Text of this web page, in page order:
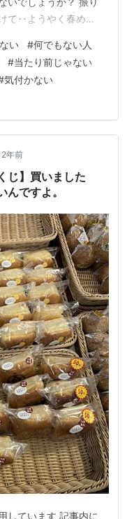
て･･ようやく春めい
ニングに出しちゃお
ない！ダウンどころ
な週もありましたよ
いうものは春と秋が
に寒くなる･･夏と冬
い #何でもない人
#当たり前じゃない
気付かない
2年前
じ】買いました
ですよ。
しています 記事内に